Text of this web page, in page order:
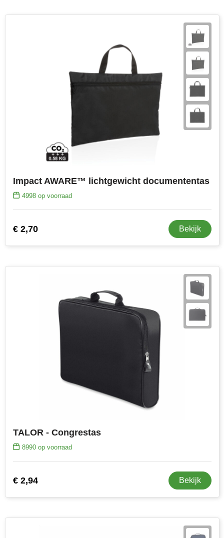
Impact AWARE™ lichtgewicht documententas
4998op voorraad
€ 2,70 Bekijk
TALOR - Congrestas
8990op voorraad
€ 2,94 Bekijk